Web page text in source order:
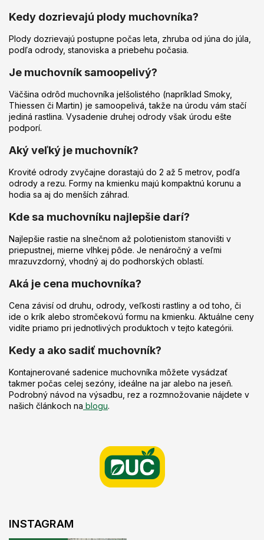
Kedy dozrievajú plody muchovníka?
Plody dozrievajú postupne počas leta, zhruba od júna do júla,
podľa odrody, stanoviska a priebehu počasia.
Je muchovník samoopelivý?
Väčšina odrôd muchovníka jelšolistého (napríklad Smoky,
Thiessen či Martin) je samoopelivá, takže na úrodu vám stačí
jediná rastlina. Vysadenie druhej odrody však úrodu ešte
podporí.
Aký veľký je muchovník?
Krovité odrody zvyčajne dorastajú do 2 až 5 metrov, podľa
odrody a rezu. Formy na kmienku majú kompaktnú korunu a
hodia sa aj do menších záhrad.
Kde sa muchovníku najlepšie darí?
Najlepšie rastie na slnečnom až polotienistom stanovišti v
priepustnej, mierne vlhkej pôde. Je nenáročný a veľmi
mrazuvzdorný, vhodný aj do podhorských oblastí.
Aká je cena muchovníka?
Cena závisí od druhu, odrody, veľkosti rastliny a od toho, či
ide o krík alebo stromčekovú formu na kmienku. Aktuálne ceny
vidíte priamo pri jednotlivých produktoch v tejto kategórii.
Kedy a ako sadiť muchovník?
Kontajnerované sadenice muchovníka môžete vysádzať
takmer počas celej sezóny, ideálne na jar alebo na jeseň.
Podrobný návod na výsadbu, rez a rozmnožovanie nájdete v
našich článkoch na blogu.
INSTAGRAM